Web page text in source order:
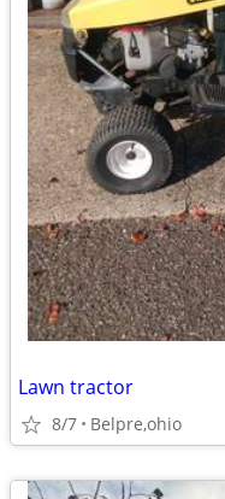
Lawn tractor
8/7 Belpre,ohio